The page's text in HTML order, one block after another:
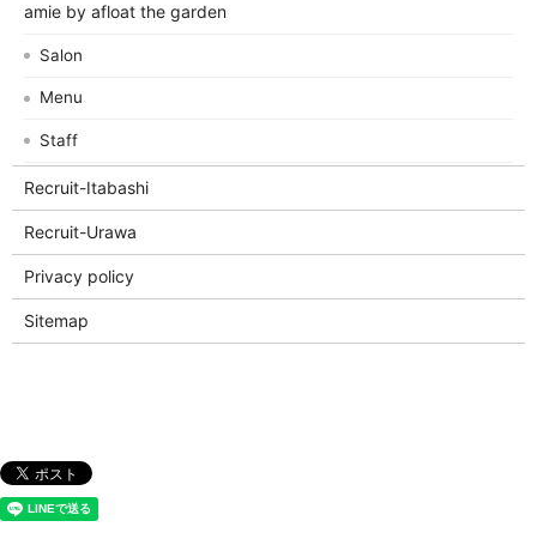
amie by afloat the garden
Salon
Menu
Staff
Recruit-Itabashi
Recruit-Urawa
Privacy policy
Sitemap